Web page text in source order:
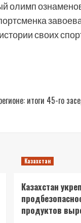
олимп
своих
итоги 45-го
Казахстан
Казахстан
продуктов